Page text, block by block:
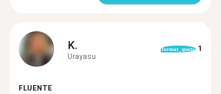
K.
Urayasu
format_quote 1
FLUENTE